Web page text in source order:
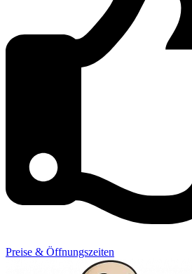
Preise & Öffnungszeiten